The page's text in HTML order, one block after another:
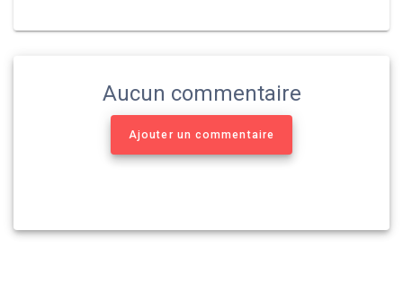
Aucun commentaire
Ajouter un commentaire